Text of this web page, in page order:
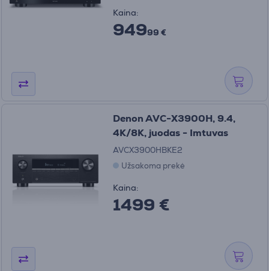
Kaina:
94999 €
Denon AVC-X3900H, 9.4,
4K/8K, juodas - Imtuvas
AVCX3900HBKE2
Užsakoma prekė
Kaina:
1499 €